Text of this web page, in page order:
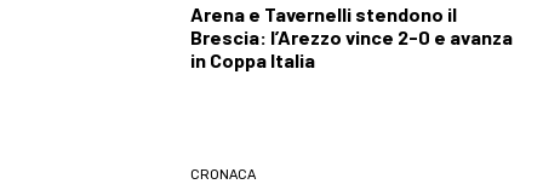
Arena e Tavernelli stendono il
Brescia: l’Arezzo vince 2-0 e avanza
in Coppa Italia
CRONACA